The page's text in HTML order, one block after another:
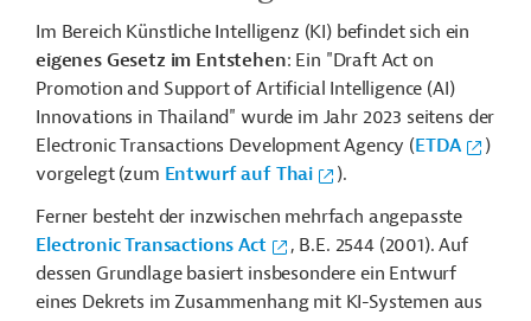
Im Bereich Künstliche Intelligenz (KI) befindet sich ein
eigenes Gesetz im Entstehen: Ein "Draft Act on
Promotion and Support of Artificial Intelligence (AI)
Innovations in Thailand" wurde im Jahr 2023 seitens der
Electronic Transactions Development Agency (ETDA
)
vorgelegt (zum Entwurf auf Thai
).
Ferner besteht der inzwischen mehrfach angepasste
Electronic Transactions Act
, B.E. 2544 (2001). Auf
dessen Grundlage basiert insbesondere ein Entwurf
eines Dekrets im Zusammenhang mit KI-Systemen aus